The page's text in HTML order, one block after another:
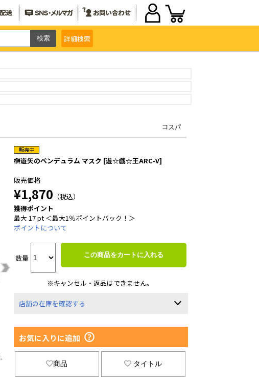
詳細検索
コスパ
榊遊矢のペンデュラム マスク [遊☆戯☆王ARC-V]
販売価格
¥1,870 （税込）
獲得ポイント
最大 17 pt ＜最大1％ポイントバック！＞
ポイントについて
数量 この商品をカートに入れる
※キャンセル・返品はできません。
店舗の在庫を確認する
お気に入りに追加
商品 タイトル